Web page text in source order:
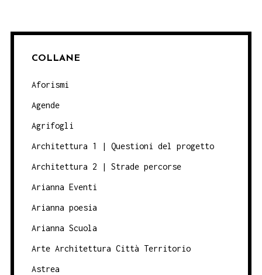
COLLANE
Aforismi
Agende
Agrifogli
Architettura 1 | Questioni del progetto
Architettura 2 | Strade percorse
Arianna Eventi
Arianna poesia
Arianna Scuola
Arte Architettura Città Territorio
Astrea